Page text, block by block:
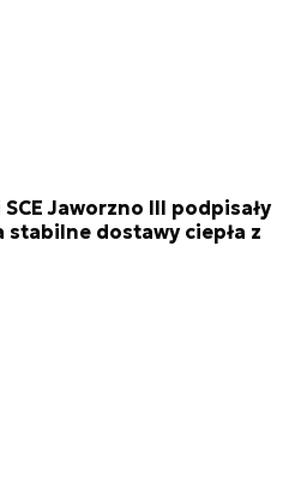
Jaworzno III podpisały
stabilne dostawy ciepła z